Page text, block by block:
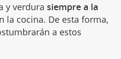
y verdura siempre a la
la cocina. De esta forma,
a estos